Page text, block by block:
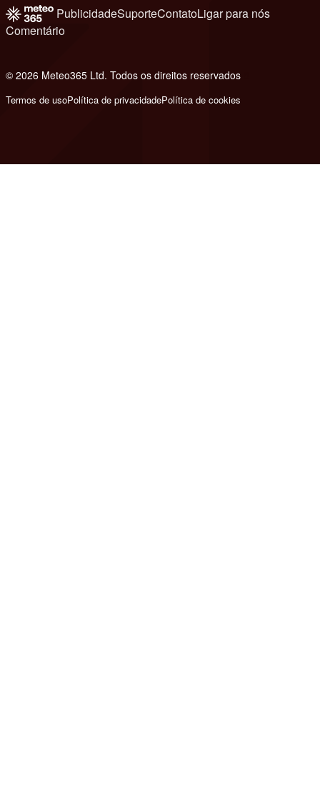
PublicidadeSuporteContatoLigar para nós
Comentário
© 2026 Meteo365 Ltd. Todos os direitos reservados
Termos de usoPolítica de privacidadePolítica de cookies